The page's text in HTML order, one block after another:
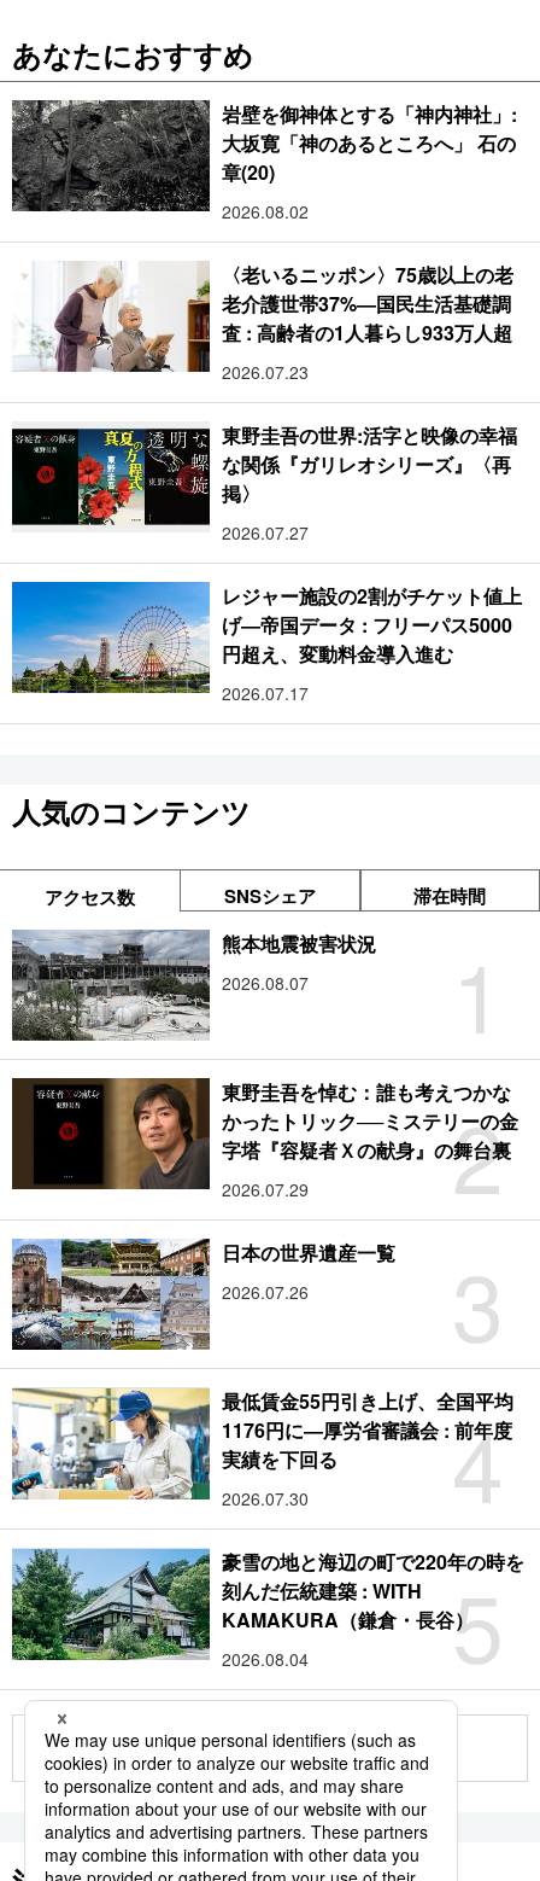
あなたにおすすめ
岩壁を御神体とする「神内神社」:
大坂寛「神のあるところへ」 石の
章(20)
2026.08.02
〈老いるニッポン〉75歳以上の老
老介護世帯37%―国民生活基礎調
査 : 高齢者の1人暮らし933万人超
2026.07.23
東野圭吾の世界:活字と映像の幸福
な関係『ガリレオシリーズ』〈再
掲〉
2026.07.27
レジャー施設の2割がチケット値上
げ―帝国データ : フリーパス5000
円超え、変動料金導入進む
2026.07.17
人気のコンテンツ
アクセス数 SNSシェア 滞在時間
1
熊本地震被害状況
2026.08.07
2
東野圭吾を悼む：誰も考えつかな
かったトリック──ミステリーの金
字塔『容疑者Ｘの献身』の舞台裏
2026.07.29
3
日本の世界遺産一覧
2026.07.26
4
最低賃金55円引き上げ、全国平均
1176円に―厚労省審議会 : 前年度
実績を下回る
2026.07.30
5
豪雪の地と海辺の町で220年の時を
刻んだ伝統建築 : WITH
KAMAKURA（鎌倉・長谷）
2026.08.04
もっと見る